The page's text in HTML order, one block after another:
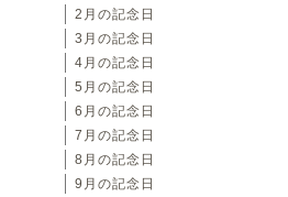
2月の記念日
3月の記念日
4月の記念日
5月の記念日
6月の記念日
7月の記念日
8月の記念日
9月の記念日